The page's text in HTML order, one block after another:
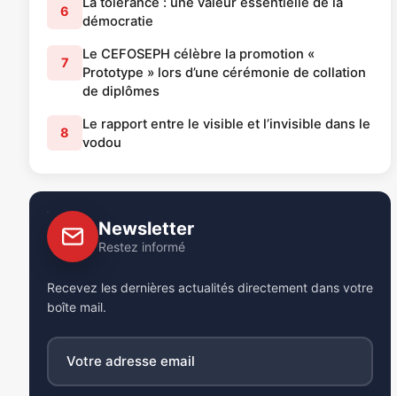
6
démocratie
7
Le CEFOSEPH célèbre la promotion «
Prototype » lors d’une cérémonie de collation
de diplômes
8
Le rapport entre le visible et l’invisible dans le
vodou
Newsletter
Restez informé
Recevez les dernières actualités directement dans votre
boîte mail.